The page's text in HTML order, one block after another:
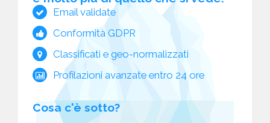
Email validate
Conformità GDPR
Classificati e geo-normalizzati
Profilazioni avanzate entro 24 ore
Cosa c'è sotto?